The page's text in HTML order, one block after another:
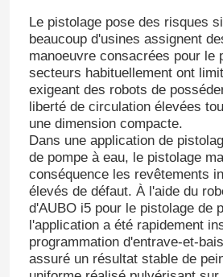
SOUMETTRE
Le pistolage pose des risques
beaucoup d'usines assignent
manoeuvre consacrées pour le
secteurs habituellement ont
exigeant des robots de
liberté de circulation élevées
une dimension compacte.
Dans une application de
de pompe à eau, le pistolage
conséquence les revêtements
élevés de défaut. À l'aide du
d'AUBO i5 pour le pistolage de
l'application a été rapidement
programmation d'entrave-et-
assuré un résultat stable de